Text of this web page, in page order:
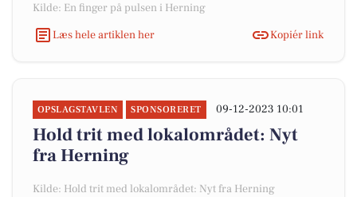
Kilde: En finger på pulsen i Herning
Læs hele artiklen her
Kopiér link
OPSLAGSTAVLEN SPONSORERET 09-12-2023 10:01
Hold trit med lokalområdet: Nyt
fra Herning
Kilde: Hold trit med lokalområdet: Nyt fra Herning